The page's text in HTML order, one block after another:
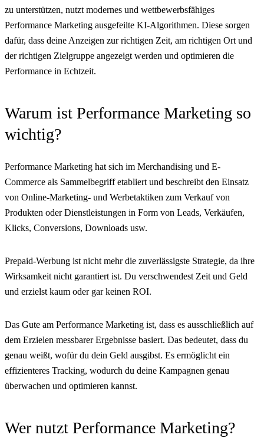
zu unterstützen, nutzt modernes und wettbewerbsfähiges
Performance Marketing ausgefeilte KI-Algorithmen. Diese sorgen
dafür, dass deine Anzeigen zur richtigen Zeit, am richtigen Ort und
der richtigen Zielgruppe angezeigt werden und optimieren die
Performance in Echtzeit.
Warum ist Performance Marketing so
wichtig?
Performance Marketing hat sich im Merchandising und E-
Commerce als Sammelbegriff etabliert und beschreibt den Einsatz
von Online-Marketing- und Werbetaktiken zum Verkauf von
Produkten oder Dienstleistungen in Form von Leads, Verkäufen,
Klicks, Conversions, Downloads usw.
Prepaid-Werbung ist nicht mehr die zuverlässigste Strategie, da ihre
Wirksamkeit nicht garantiert ist. Du verschwendest Zeit und Geld
und erzielst kaum oder gar keinen ROI.
Das Gute am Performance Marketing ist, dass es ausschließlich auf
dem Erzielen messbarer Ergebnisse basiert. Das bedeutet, dass du
genau weißt, wofür du dein Geld ausgibst. Es ermöglicht ein
effizienteres Tracking, wodurch du deine Kampagnen genau
überwachen und optimieren kannst.
Wer nutzt Performance Marketing?